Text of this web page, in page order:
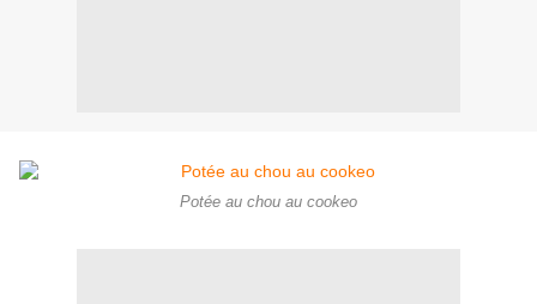
Potée au chou au cookeo